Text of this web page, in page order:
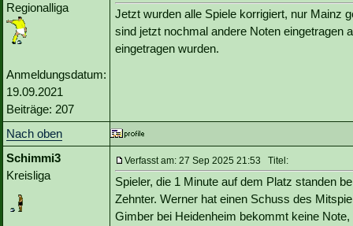
Regionalliga
Anmeldungsdatum:
19.09.2021
Beiträge: 207
Jetzt wurden alle Spiele korrigiert, nur Mainz
sind jetzt nochmal andere Noten eingetragen
eingetragen wurden.
Nach oben
Schimmi3
Kreisliga
Verfasst am: 27 Sep 2025 21:53 Titel:
Spieler, die 1 Minute auf dem Platz standen
Zehnter. Werner hat einen Schuss des
Gimber bei Heidenheim bekommt keine Note,